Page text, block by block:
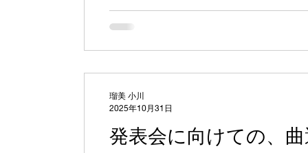
も、高い音も低い音も、なるべく生音
く体験をしてもらっています。 選曲は
いうと、再生数の多い演奏の中にも面
りづらいものがあります。 上手だけれ
にそんな音楽と出会ってしまって、 ふ
楽しくないな、 と思って興味をなく
こまらずに 分かり
発表会に向けての、
瑠美 小川
2025年10月31日